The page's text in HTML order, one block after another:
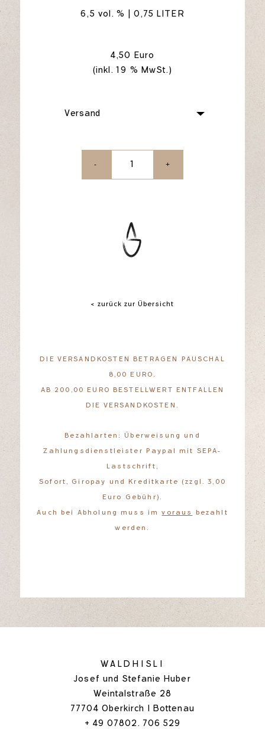
6,5 vol. % | 0,75 LITER
4,50 Euro
(inkl. 19 % MwSt.)
- +
< zurück zur Übersicht
DIE VERSANDKOSTEN BETRAGEN PAUSCHAL
8,00 EURO.
AB 200,00 EURO BESTELLWERT ENTFALLEN
DIE VERSANDKOSTEN.
Bezahlarten: Überweisung und
Zahlungsdienstleister Paypal mit SEPA-
Lastschrift,
Sofort, Giropay und Kreditkarte (zzgl. 3,00
Euro Gebühr).
Auch bei Abholung muss imvoraus bezahlt
werden.
WALDHISLI
Josef und Stefanie Huber
Weintalstraße 28
77704 Oberkirch I Bottenau
+ 49 07802. 706 529